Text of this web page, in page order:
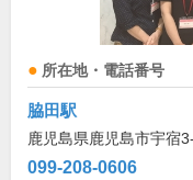
所在地・電話番号
脇田駅
鹿児島県鹿児島市宇宿
099-208-0606